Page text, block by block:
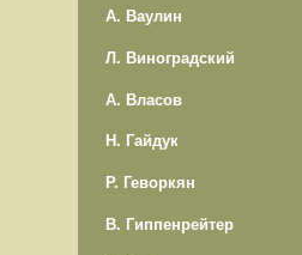
А. Ваулин
Л. Виноградский
А. Власов
Н. Гайдук
Р. Геворкян
В. Гиппенрейтер